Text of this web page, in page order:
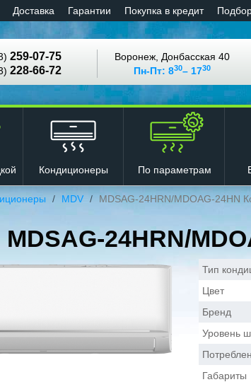
Доставка Гарантии Покупка в кредит
259-07-75
228-66-72
Воронеж, Донбасская 40
Пн-Пт: 830– 1730
Кондиционеры По параметрам
MDV MDSAG-24HRN/MDOAG-24HN
MDSAG-24HRN/
Тип
Цвет
Бренд
Уровень
Габариты